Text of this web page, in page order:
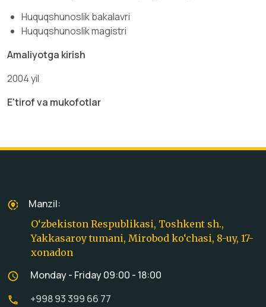
Huquqshunoslik bakalavri
Huquqshunoslik magistri
Amaliyotga kirish
2004 yil
E'tirof va mukofotlar
share_location Manzil:
O‘zbekiston Respublikasi, Toshkent sh.,
Yakkasaroy tumani, Mirobod ko‘chasi, 8-uy, 17-
xonadon
schedule
Monday - Friday 09:00 - 18:00
call +998 93 399 66 77